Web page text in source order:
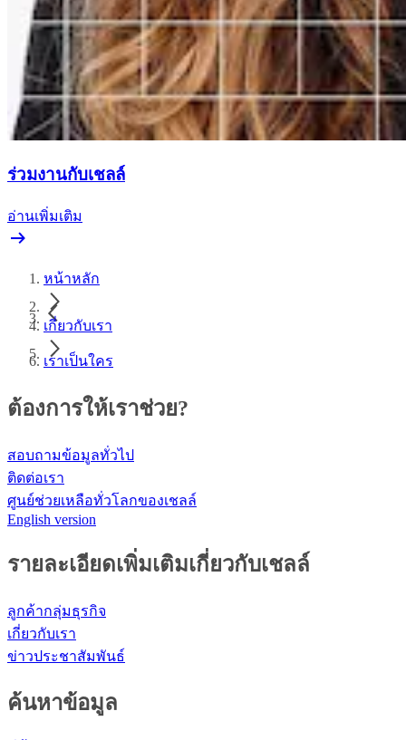
ร่วมงานกับเชลล์
อ่านเพิ่มเติม
หน้าหลัก
เกี่ยวกับเรา
เราเป็นใคร
ต้องการให้เราช่วย?
สอบถามข้อมูลทั่วไป
ติดต่อเรา
ศูนย์ช่วยเหลือทั่วโลกของเชลล์
English version
รายละเอียดเพิ่มเติมเกี่ยวกับเชลล์
ลูกค้ากลุ่มธุรกิจ
เกี่ยวกับเรา
ข่าวประชาสัมพันธ์
ค้นหาข้อมูล